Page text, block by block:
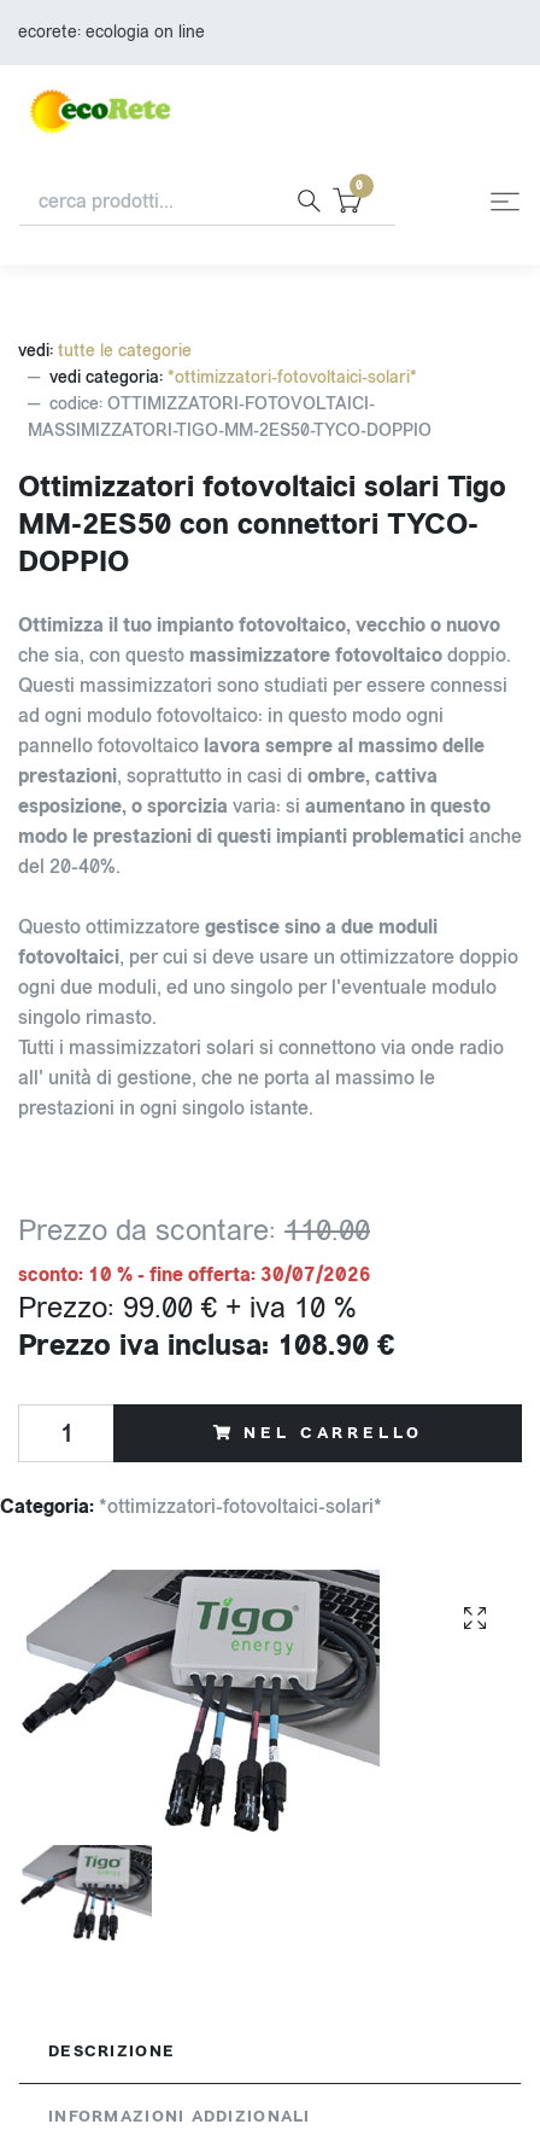
ecorete: ecologia on line
0
vedi: tutte le categorie
vedi categoria: *ottimizzatori-fotovoltaici-solari*
codice: OTTIMIZZATORI-FOTOVOLTAICI-
MASSIMIZZATORI-TIGO-MM-2ES50-TYCO-DOPPIO
Ottimizzatori fotovoltaici solari Tigo
MM-2ES50 con connettori TYCO-
DOPPIO
Ottimizza il tuo impianto fotovoltaico, vecchio o nuovo
che sia, con questo massimizzatore fotovoltaicodoppio.
Questi massimizzatori sono studiati per essere connessi
ad ogni modulo fotovoltaico: in questo modo ogni
pannello fotovoltaico lavora sempre al massimo delle
prestazioni, soprattutto in casi di ombre, cattiva
esposizione, o sporcizia varia: si aumentano in questo
modo le prestazioni di questi impianti problematicianche
del 20-40%.
Questo ottimizzatoregestisce sino a due moduli
fotovoltaici, per cui si deve usare un ottimizzatore doppio
ogni due moduli, ed uno singolo per l'eventuale modulo
singolo rimasto.
Tutti i massimizzatori solari si connettono via onde radio
all' unità di gestione, che ne porta al massimo le
prestazioni in ogni singolo istante.
Prezzo da scontare: 110.00
sconto: 10 % - fine offerta: 30/07/2026
Prezzo: 99.00 € + iva 10 %
Prezzo iva inclusa: 108.90 €
NEL CARRELLO
Categoria: *ottimizzatori-fotovoltaici-solari*
DESCRIZIONE
INFORMAZIONI ADDIZIONALI